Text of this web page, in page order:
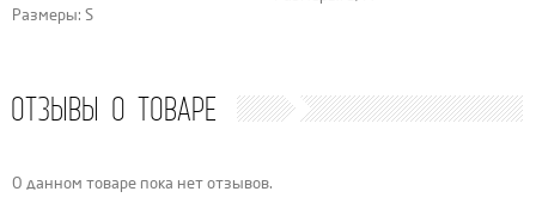
Размеры: S
ОТЗЫВЫ О ТОВАРЕ
О данном товаре пока нет отзывов.